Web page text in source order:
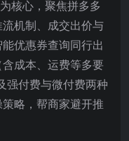
核心，聚焦拼多多
机制、成交出价与
优惠券查询同行出
成本、运费等多要
强付费与微付费两种
略，帮商家避开推